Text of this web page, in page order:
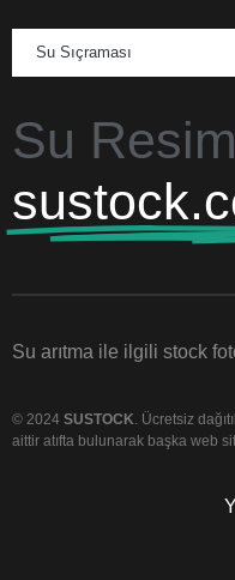
Su Sıçraması
Su
Su arıtma ile ilgili stock
© 2024 SUSTOCK. Ücretsiz
aittir atıfta bulunarak başka web